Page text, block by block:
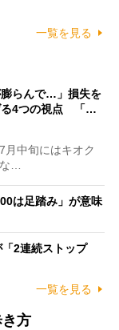
一覧を見る
膨らんで…」損失を
る4つの視点 「…
中旬にはキオク
な…
は足踏み」が意味
「2連続ストップ
一覧を見る
方